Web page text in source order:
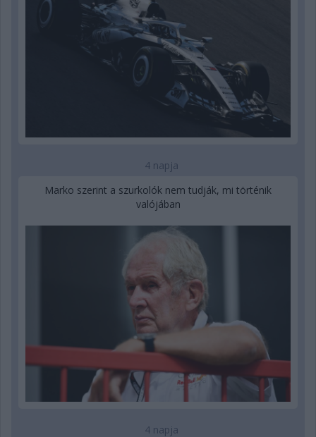
4 napja
Marko szerint a szurkolók nem tudják, mi történik
valójában
4 napja